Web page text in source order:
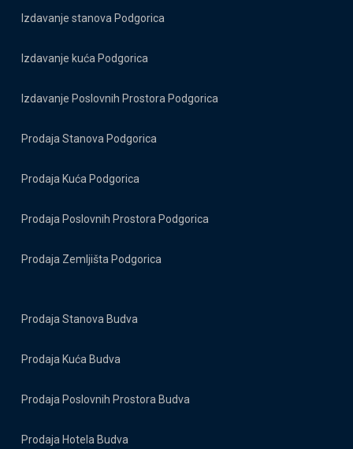
Izdavanje stanova Podgorica
Izdavanje kuća Podgorica
Izdavanje Poslovnih Prostora Podgorica
Prodaja Stanova Podgorica
Prodaja Kuća Podgorica
Prodaja Poslovnih Prostora Podgorica
Prodaja Zemljišta Podgorica
Prodaja Stanova Budva
Prodaja Kuća Budva
Prodaja Poslovnih Prostora Budva
Prodaja Hotela Budva